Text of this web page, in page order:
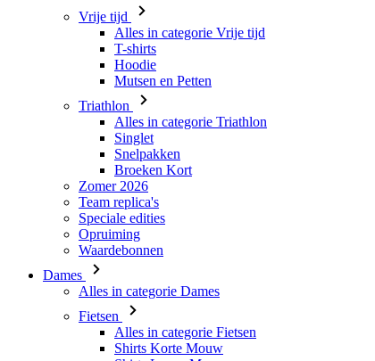
Vrije tijd
Alles in categorie Vrije tijd
T-shirts
Hoodie
Mutsen en Petten
Triathlon
Alles in categorie Triathlon
Singlet
Snelpakken
Broeken Kort
Zomer 2026
Team replica's
Speciale edities
Opruiming
Waardebonnen
Dames
Alles in categorie Dames
Fietsen
Alles in categorie Fietsen
Shirts Korte Mouw